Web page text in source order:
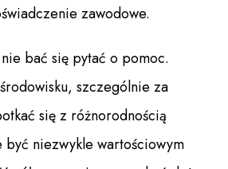
zawodowe.
bać się pytać o pomoc.
szczególnie za
się z różnorodnością
być niezwykle wartościowym